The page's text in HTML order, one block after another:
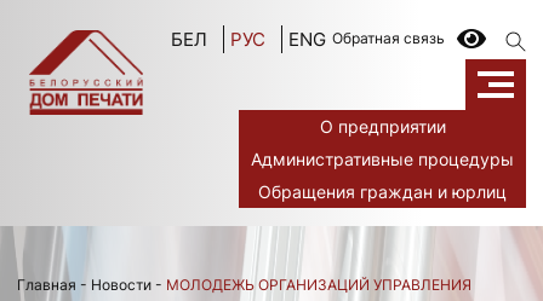
БЕЛ РУС ENG Обратная связь
О предприятии
Административные процедуры
Обращения граждан и юрлиц
Главная - Новости - МОЛОДЕЖЬ ОРГАНИЗАЦИЙ УПРАВЛЕНИЯ